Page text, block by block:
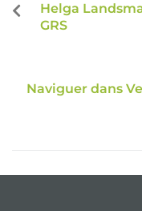
Helga
GRS
Naviguer dans